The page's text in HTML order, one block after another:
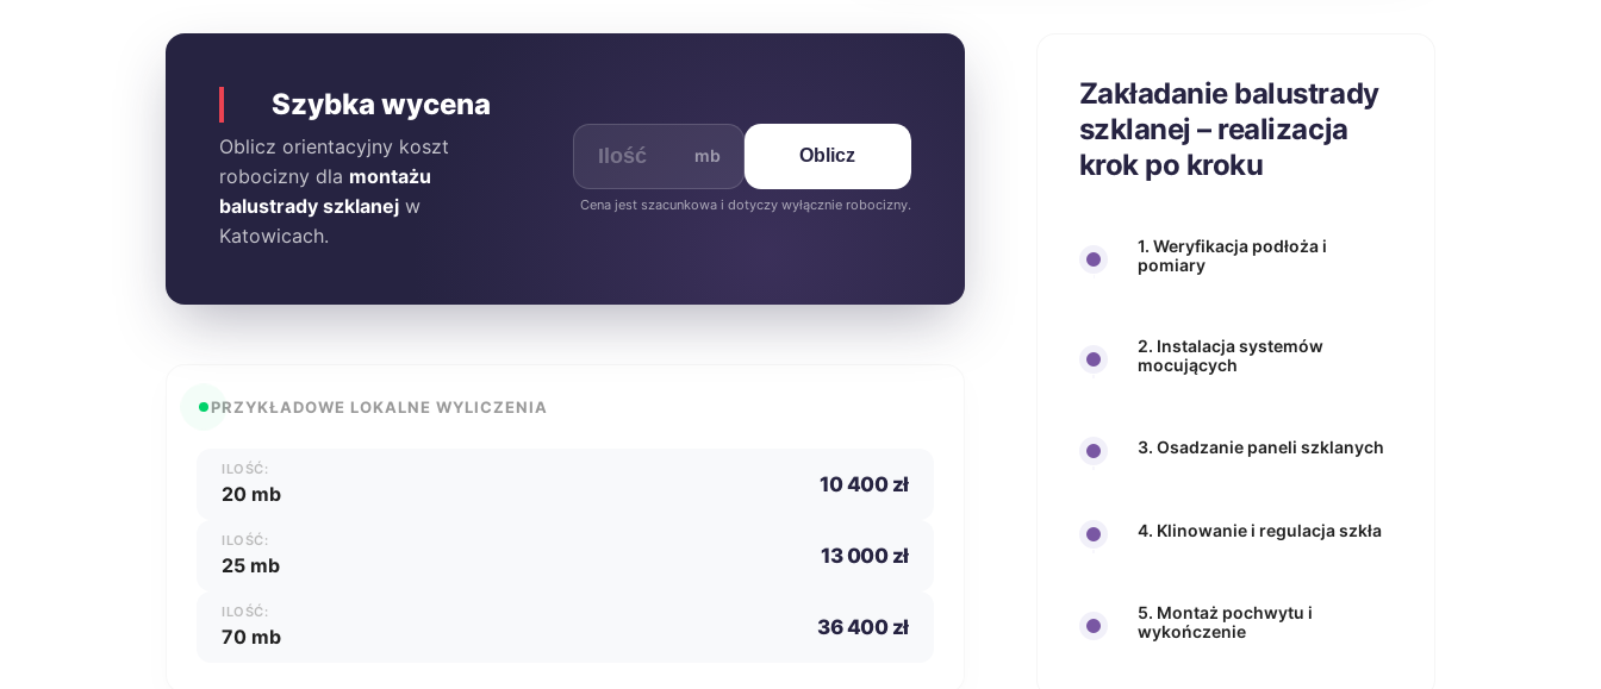
Szybka wycena
Oblicz orientacyjny koszt
robocizny dla montażu
balustrady szklanej w
Katowicach.
mb Oblicz
Cena jest szacunkowa i dotyczy wyłącznie robocizny.
PRZYKŁADOWE LOKALNE WYLICZENIA
ILOŚĆ:
20 mb 10 400 zł
ILOŚĆ:
25 mb 13 000 zł
ILOŚĆ:
70 mb 36 400 zł
Zakładanie balustrady
szklanej – realizacja
krok po kroku
1. Weryfikacja podłoża i
pomiary
2. Instalacja systemów
mocujących
3. Osadzanie paneli szklanych
4. Klinowanie i regulacja szkła
5. Montaż pochwytu i
wykończenie